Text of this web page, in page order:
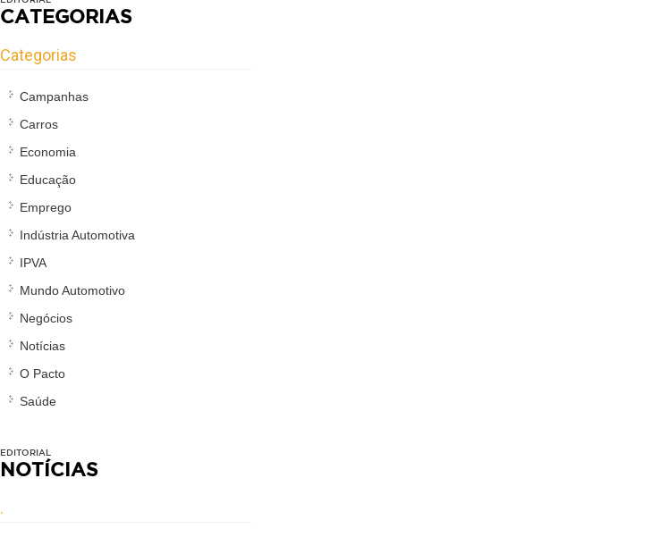
CATEGORIAS
Categorias
Campanhas
Carros
Economia
Educação
Emprego
Indústria Automotiva
IPVA
Mundo Automotivo
Negócios
Notícias
O Pacto
Saúde
EDITORIAL
NOTÍCIAS
.